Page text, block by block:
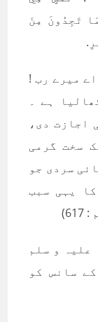
تَجِدُونَ مِنَ
میرے رب !
ہے ۔
اجازت دی،
سخت گرمی
سردی جو
یہی سبب
علیہ و سلم
سانس کو